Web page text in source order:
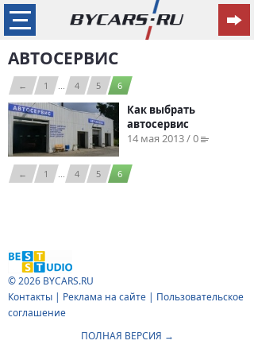
АВТОСЕРВИС
← 1 ... 4 5 6
Как выбрать
автосервис
14 мая 2013 / 0
← 1 ... 4 5 6
© 2026 BYCARS.RU
Контакты | Реклама на сайте | Пользовательское
соглашение
ПОЛНАЯ ВЕРСИЯ →